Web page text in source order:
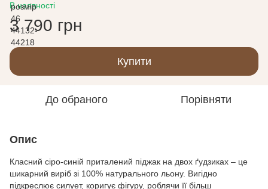
В наявності
3 790 грн
Купити
До обраного Порівняти
Опис
Класний сіро-синій приталений піджак на двох ґудзиках – це
шикарний виріб зі 100% натурального льону. Вигідно
підкреслює силует, коригує фігуру, роблячи її більш